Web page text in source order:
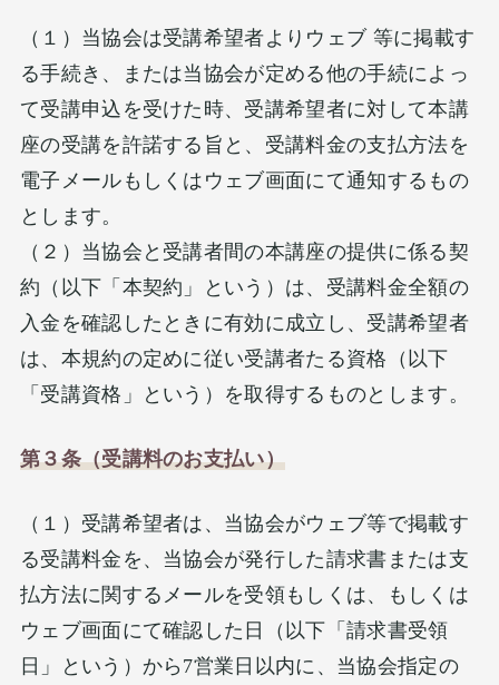
（１）当協会は受講希望者よりウェブ 等に掲載す
る手続き、または当協会が定める他の手続によっ
て受講申込を受けた時、受講希望者に対して本講
座の受講を許諾する旨と、受講料金の支払方法を
電子メールもしくはウェブ画面にて通知するもの
とします。
（２）当協会と受講者間の本講座の提供に係る契
約（以下「本契約」という）は、受講料金全額の
入金を確認したときに有効に成立し、受講希望者
は、本規約の定めに従い受講者たる資格（以下
「受講資格」という）を取得するものとします。
第３条（受講料のお支払い）
（１）受講希望者は、当協会がウェブ等で掲載す
る受講料金を、当協会が発行した請求書または支
払方法に関するメールを受領もしくは、もしくは
ウェブ画面にて確認した日（以下「請求書受領
日」という）から7営業日以内に、当協会指定の